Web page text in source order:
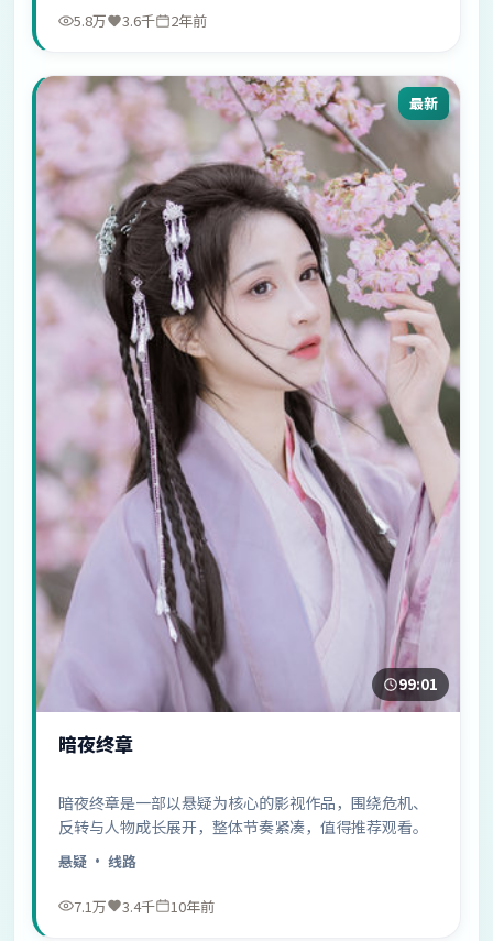
5.8万 3.6千 2年前
最新
99:01
暗夜终章
暗夜终章是一部以悬疑为核心的影视作品，围绕危机、
反转与人物成长展开，整体节奏紧凑，值得推荐观看。
悬疑 · 线路
7.1万 3.4千 10年前